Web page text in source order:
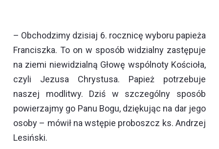
– Obchodzimy dzisiaj 6. rocznicę wyboru papieża
Franciszka. To on w sposób widzialny zastępuje
na ziemi niewidzialną Głowę wspólnoty Kościoła,
czyli Jezusa Chrystusa. Papież potrzebuje
naszej modlitwy. Dziś w szczególny sposób
powierzajmy go Panu Bogu, dziękując na dar jego
osoby – mówił na wstępie proboszcz ks. Andrzej
Lesiński.